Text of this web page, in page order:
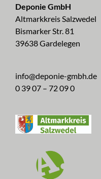
Deponie GmbH
Altmarkkreis Salzwedel
Bismarker Str. 81
39638 Gardelegen
info@deponie-gmbh.de
0 39 07 – 72 09 0